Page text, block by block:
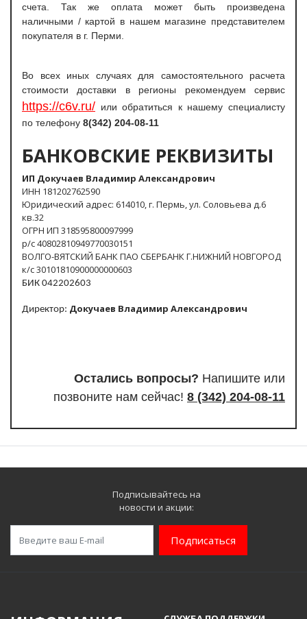
счета. Так же оплата может быть произведена
наличными / картой в нашем магазине представителем
покупателя в г. Перми.
Во всех иных случаях для самостоятельного расчета
стоимости доставки в регионы рекомендуем сервис
https://c6v.ru/ или обратиться к нашему специалисту
по телефону 8(342) 204-08-11
БАНКОВСКИЕ РЕКВИЗИТЫ
ИП Докучаев Владимир Александрович
ИНН 181202762590
Юридический адрес: 614010, г. Пермь, ул. Соловьева д.6
кв.32
ОГРН ИП 318595800097999
р/с 40802810949770030151
ВОЛГО-ВЯТСКИЙ БАНК ПАО СБЕРБАНК Г.НИЖНИЙ НОВГОРОД
к/с 30101810900000000603
БИК 042202603
Директор: Докучаев Владимир Александрович
Остались вопросы? Напишите или
позвоните нам сейчас! 8 (342) 204-08-11
Подписывайтесь на
новости и акции:
Подписаться